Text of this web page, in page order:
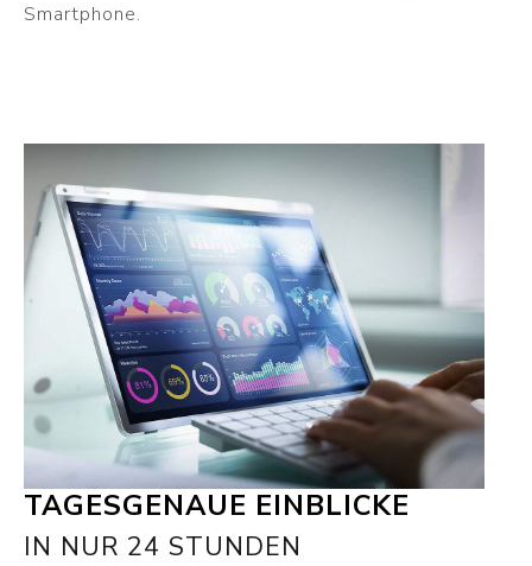
Smartphone.
TAGESGENAUE EINBLICKE
IN NUR 24 STUNDEN